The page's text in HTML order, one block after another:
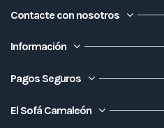
Contacte con nosotros
Información
Pagos Seguros
El Sofá Camaleón